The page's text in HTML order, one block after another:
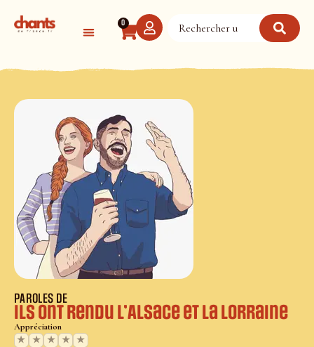
0
PAROLES DE
Ils ont rendu l’Alsace et la Lorraine
Appréciation
★
★ ★ ★ ★